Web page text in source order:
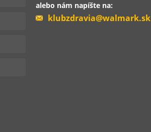
alebo nám napíšte na:
klubzdravia@walmark.sk